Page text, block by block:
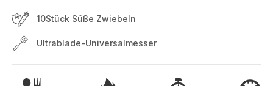
10Stück Süße Zwiebeln
Ultrablade-Universalmesser